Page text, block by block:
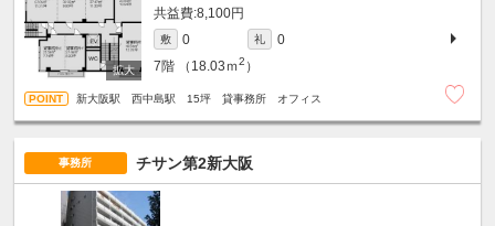
8,100円
敷 0 礼
0
7階
（18.03ｍ2 ）
新大阪駅 西中島駅 15坪 貸事務所 オフィス
事務所 チサン第2新大阪